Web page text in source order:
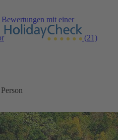
mit einer
(21)